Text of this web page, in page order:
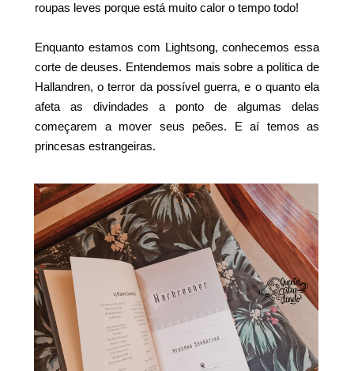
roupas leves porque está muito calor o tempo todo!
Enquanto estamos com Lightsong, conhecemos essa
corte de deuses. Entendemos mais sobre a política de
Hallandren, o terror da possível guerra, e o quanto ela
afeta as divindades a ponto de algumas delas
começarem a mover seus peões. E aí temos as
princesas estrangeiras.